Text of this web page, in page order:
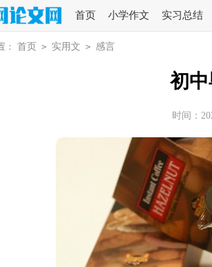
首页 小学作文 实习总结
： 首页 > 实用文 > 感言
初
时间：